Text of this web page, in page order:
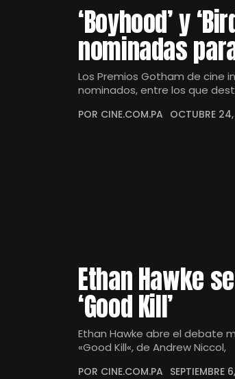
‘Boyhood’ y
nominadas
Los Premios Gotham de cine
nominados, entre los que
POR CINE.COM.PA OCTUBRE
Ethan Hawke
‘Good Kill’
Ethan Hawke abre el debate
«Good Kill«, de Andrew Niccol,
POR CINE.COM.PA SEPTIEMBRE